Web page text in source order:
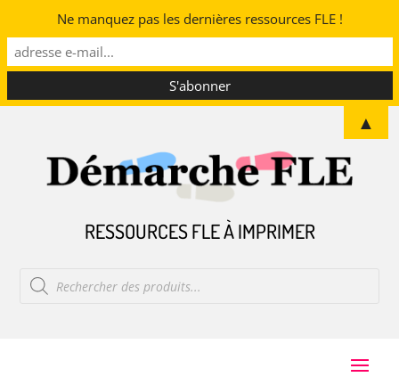
RESSOURCES FLE À IMPRIMER
Recherche
de
produits
Ne manquez pas les dernières ressources FLE !
▲